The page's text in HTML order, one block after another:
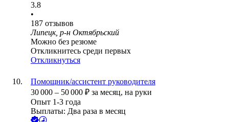
3.8
•
187 отзывов
Липецк, р-н Октябрьский
Можно без резюме
Откликнитесь среди первых
Откликнуться
Помощник/ассистент руководителя
30 000 – 50 000 ₽ за месяц, на руки
Опыт 1-3 года
Выплаты: Два раза в месяц